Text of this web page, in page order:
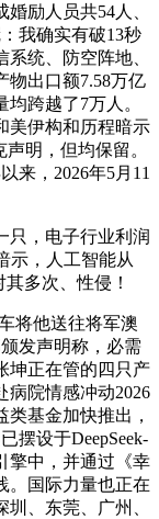
励人员共54人、
我确实有破13秒
统、防空阵地、
物出口额7.58万亿
跨越了7万人。
美伊构和历程暗示
明，但均保留。
来，2026年5月11
，电子行业利润
示，人工智能从
多次、性侵！
将他送往将军澳
发声明称，必需
坤正在管的四只产
病院情感冲动2026
基金加快推出，
摆设于DeepSeek-
擎中，并通过《幸
。国际力量也正在
、东莞、广州、